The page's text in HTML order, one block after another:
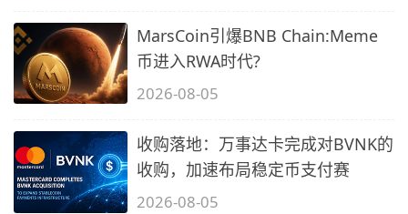
MarsCoin引爆BNB Chain:Meme
币进入RWA时代?
2026-08-05
收购落地：万事达卡完成对BVNK的
收购，加速布局稳定币支付赛
2026-08-05